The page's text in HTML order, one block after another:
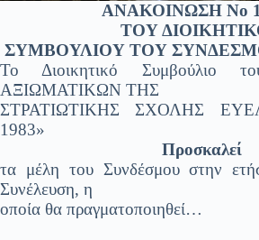
ΑΝΑΚΟΙΝΩΣΗ Νο
ΤΟΥ
ΣΥΜΒΟΥΛΙΟΥ ΤΟΥ
Το Διοικητικό Συμβούλιο
ΑΞΙΩΜΑΤΙΚΩΝ ΤΗΣ
ΣΤΡΑΤΙΩΤΙΚΗΣ ΣΧΟΛΗΣ
1983»
Προσκαλεί
τα μέλη του Συνδέσμου στην
Συνέλευση, η
οποία θα πραγματοποιηθεί…